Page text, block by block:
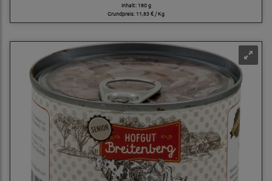
Inhalt: 180 g
Grundpreis: 11,83 € / Kg